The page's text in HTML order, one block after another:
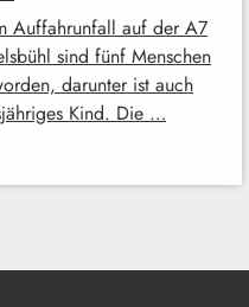
Auffahrunfall auf der A7
sind fünf Menschen
darunter ist auch
Kind. Die …